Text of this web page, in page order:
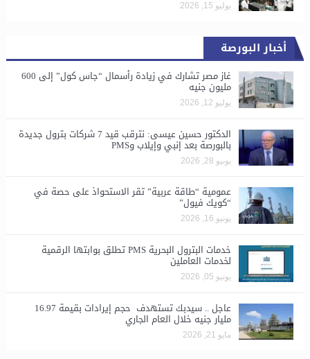
يوليو 15, 2026
أخبار البورصة
غاز مصر تشارك في زيادة رأسمال “جاس كول” إلى 600
مليون جنيه
يوليو 12, 2026
الدكتور حسين عيسى: نترقب قيد 7 شركات بترول جديدة
بالبورصة بعد إنبي وإيلاب وPMS
يونيو 28, 2026
​عمومية “طاقة عربية” تقر الاستحواذ على حصة في
“كويك فيول”
يونيو 16, 2026
خدمات البترول البحرية PMS تطلق بوابتها الرقمية
لخدمات العاملين
يونيو 05, 2026
عاجل .. سيدبك تستهدف حجم إيرادات بقيمة 16.97
مليار جنيه خلال العام الجاري
مايو 21, 2026